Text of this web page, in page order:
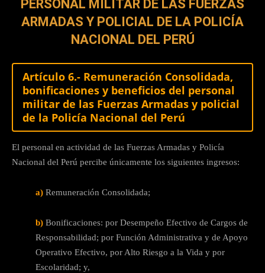
PERSONAL MILITAR DE LAS FUERZAS
ARMADAS Y POLICIAL DE LA POLICÍA
NACIONAL DEL PERÚ
Artículo 6.- Remuneración Consolidada,
bonificaciones y beneficios del personal
militar de las Fuerzas Armadas y policial
de la Policía Nacional del Perú
El personal en actividad de las Fuerzas Armadas y Policía
Nacional del Perú percibe únicamente los siguientes ingresos:
a) Remuneración Consolidada;
b) Bonificaciones: por Desempeño Efectivo de Cargos de
Responsabilidad; por Función Administrativa y de Apoyo
Operativo Efectivo, por Alto Riesgo a la Vida y por
Escolaridad; y,